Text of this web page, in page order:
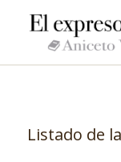
Listado de